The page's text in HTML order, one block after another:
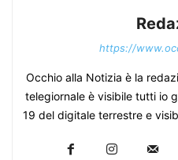
https://
Occhio alla Notizia è la
telegiornale è visibile tutti io
19 del digitale terrestre e